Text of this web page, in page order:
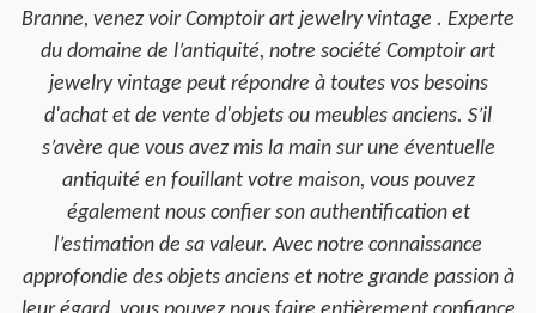
Branne, venez voir Comptoir art jewelry vintage . Experte
du domaine de l’antiquité, notre société Comptoir art
jewelry vintage peut répondre à toutes vos besoins
d'achat et de vente d'objets ou meubles anciens. S’il
s’avère que vous avez mis la main sur une éventuelle
antiquité en fouillant votre maison, vous pouvez
également nous confier son authentification et
l’estimation de sa valeur. Avec notre connaissance
approfondie des objets anciens et notre grande passion à